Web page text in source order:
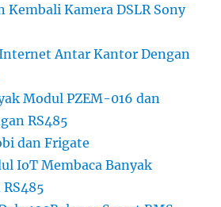
Kembali Kamera DSLR Sony
Antar Kantor Dengan
Modul PZEM-016 dan
RS485
dan Frigate
IoT Membaca Banyak